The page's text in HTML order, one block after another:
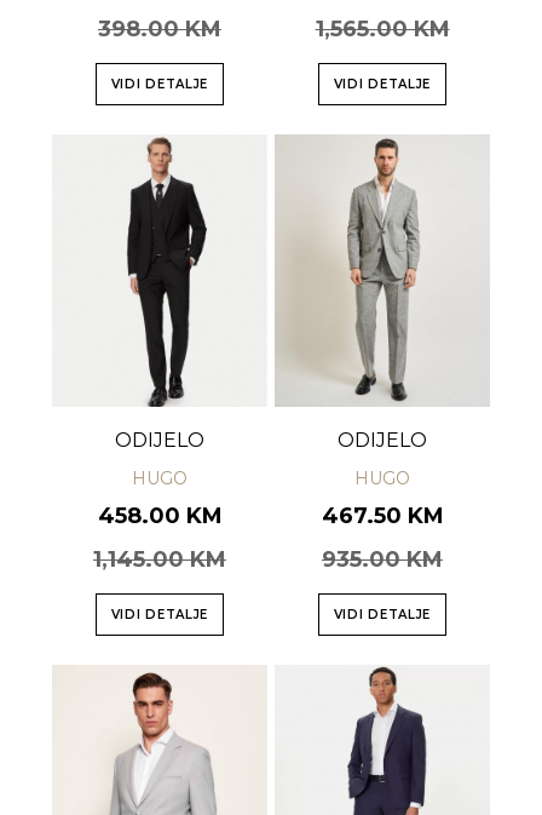
398.00 KM
VIDI DETALJE
1,565.00 KM
VIDI DETALJE
ODIJELO
HUGO
458.00 KM
1,145.00 KM
VIDI DETALJE
ODIJELO
HUGO
467.50 KM
935.00 KM
VIDI DETALJE